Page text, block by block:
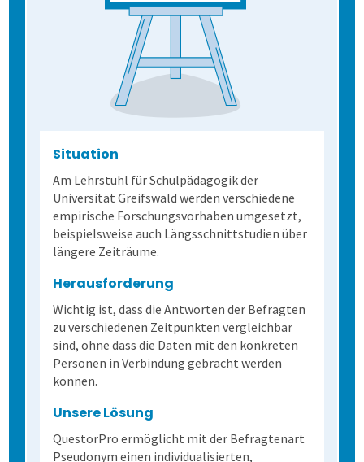
Allen, die evaluieren!
Schulungen für Fortgeschrittene
Demoversion
Weitere Befragungsprozesse
Befragungsart wählen
Daten importieren
3. Daten erheben
Auf Papier befragen
Hybrid befragen
4. Bögen erfassen
Qualität der Erfassung prüfen
Freitextantworten erfassen
Daten detailliert auswerten
Zusammenhänge erkennen
Daten weiterverarbeiten
Lösung
QuestorPro
Demoversion
Schulungen
Einstieg
Extras
Situation
Am Lehrstuhl für Schulpädagogik der
Universität Greifswald werden verschiedene
empirische Forschungsvorhaben umgesetzt,
beispielsweise auch Längsschnittstudien über
längere Zeiträume.
Herausforderung
Wichtig ist, dass die Antworten der Befragten
zu verschiedenen Zeitpunkten vergleichbar
sind, ohne dass die Daten mit den konkreten
Personen in Verbindung gebracht werden
können.
Unsere Lösung
QuestorPro ermöglicht mit der Befragtenart
Pseudonym einen individualisierten,